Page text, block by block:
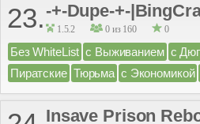
23. -+-Dupe-+-
1.5.2 0 из 160 0
Без WhiteList с Выживанием с
Пиратские Тюрьма с Экономикой
Insave Prison